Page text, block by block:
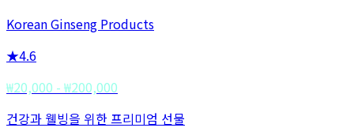
Korean Ginseng Products
★4.6
₩20,000 - ₩200,000
건강과 웰빙을 위한 프리미엄 선물